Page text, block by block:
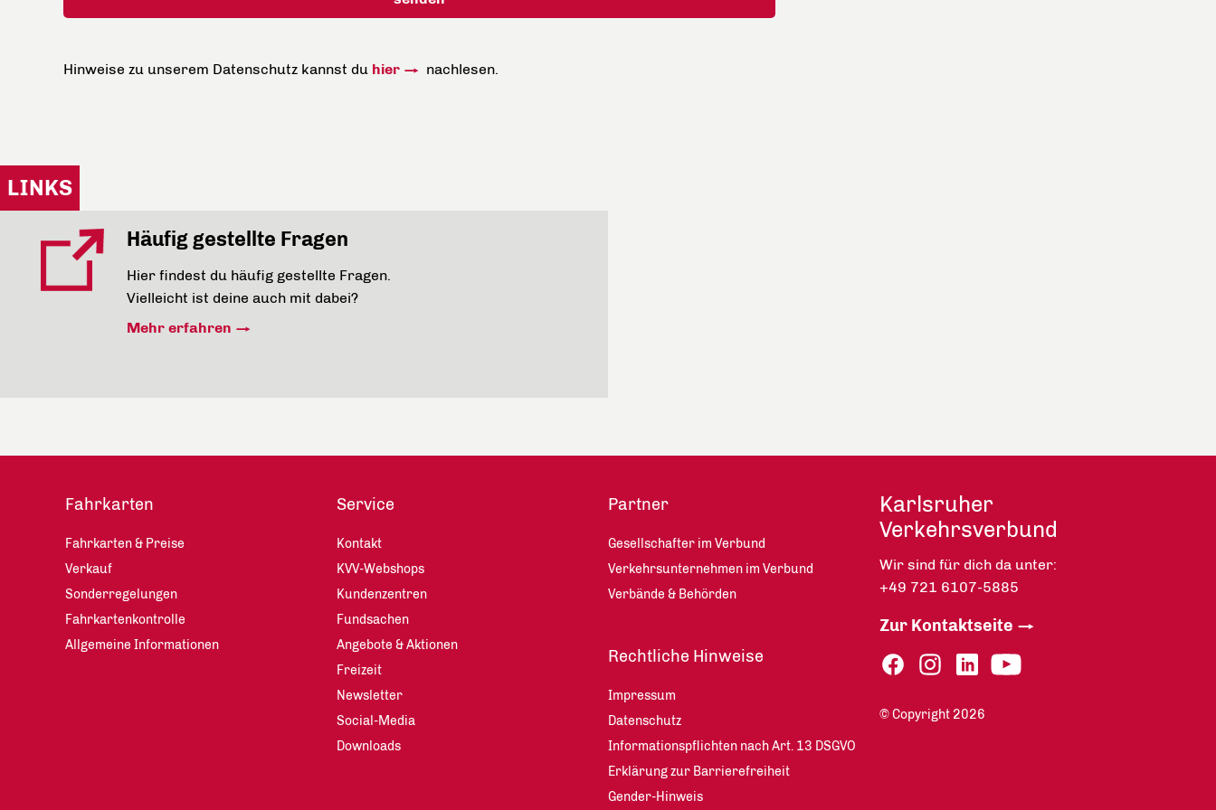
Hinweise zu unserem Datenschutz kannst du hier nachlesen.
LINKS
Häufig gestellte Fragen
Hier findest du häufig gestellte Fragen.
Vielleicht ist deine auch mit dabei?
Mehr erfahren
Fahrkarten
Fahrkarten & Preise
Verkauf
Sonderregelungen
Fahrkartenkontrolle
Allgemeine Informationen
Service
Kontakt
KVV-Webshops
Kundenzentren
Fundsachen
Angebote & Aktionen
Freizeit
Newsletter
Social-Media
Downloads
Partner
Gesellschafter im Verbund
Verkehrsunternehmen im Verbund
Verbände & Behörden
Rechtliche Hinweise
Impressum
Datenschutz
Informationspflichten nach Art. 13 DSGVO
Erklärung zur Barrierefreiheit
Gender-Hinweis
Karlsruher
Verkehrsverbund
Wir sind für dich da unter:
+49 721 6107-5885
Zur Kontaktseite
© Copyright 2026